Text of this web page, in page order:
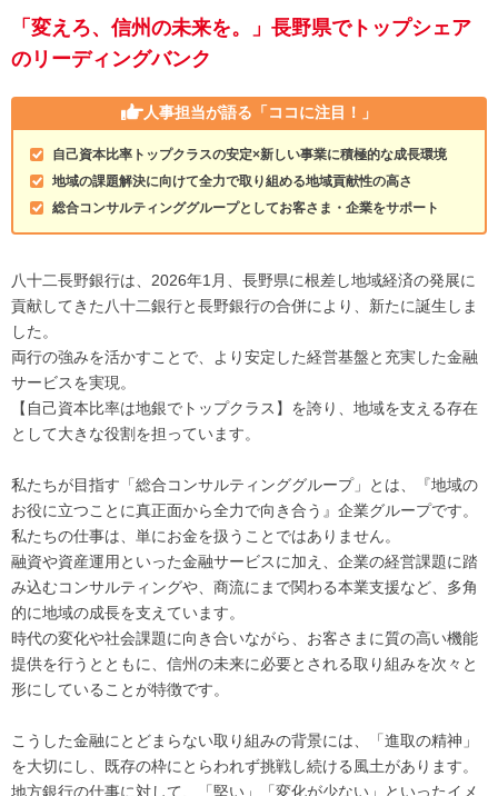
「変えろ、信州の未来を。」長野県でトップシェア
のリーディングバンク
人事担当が語る 「ココに注目！」
自己資本比率トップクラスの安定×新しい事業に積極的な成長環境
地域の課題解決に向けて全力で取り組める地域貢献性の高さ
総合コンサルティンググループとしてお客さま・企業をサポート
八十二長野銀行は、2026年1月、長野県に根差し地域経済の発展に
貢献してきた八十二銀行と長野銀行の合併により、新たに誕生しま
した。
両行の強みを活かすことで、より安定した経営基盤と充実した金融
サービスを実現。
【自己資本比率は地銀でトップクラス】を誇り、地域を支える存在
として大きな役割を担っています。
私たちが目指す「総合コンサルティンググループ」とは、『地域の
お役に立つことに真正面から全力で向き合う』企業グループです。
私たちの仕事は、単にお金を扱うことではありません。
融資や資産運用といった金融サービスに加え、企業の経営課題に踏
み込むコンサルティングや、商流にまで関わる本業支援など、多角
的に地域の成長を支えています。
時代の変化や社会課題に向き合いながら、お客さまに質の高い機能
提供を行うとともに、信州の未来に必要とされる取り組みを次々と
形にしていることが特徴です。
こうした金融にとどまらない取り組みの背景には、「進取の精神」
を大切にし、既存の枠にとらわれず挑戦し続ける風土があります。
地方銀行の仕事に対して、「堅い」「変化が少ない」といったイメ